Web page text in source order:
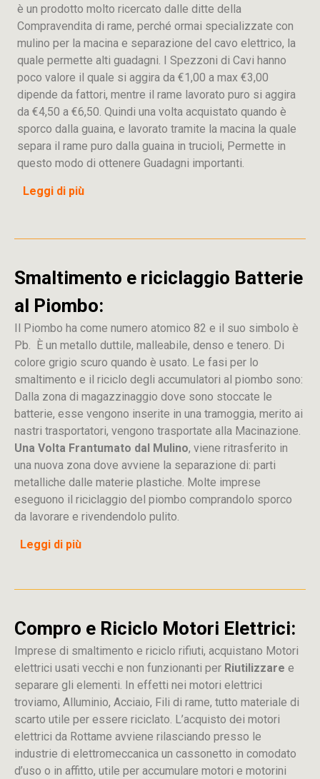
è un prodotto molto ricercato dalle ditte della
Compravendita di rame, perché ormai specializzate con
mulino per la macina e separazione del cavo elettrico, la
quale permette alti guadagni. I Spezzoni di Cavi hanno
poco valore il quale si aggira da €1,00 a max €3,00
dipende da fattori, mentre il rame lavorato puro si aggira
da €4,50 a €6,50. Quindi una volta acquistato quando è
sporco dalla guaina, e lavorato tramite la macina la quale
separa il rame puro dalla guaina in trucioli, Permette in
questo modo di ottenere Guadagni importanti.
Leggi di più
Smaltimento e riciclaggio Batterie
al Piombo:
Il Piombo ha come numero atomico 82 e il suo simbolo è
Pb. È un metallo duttile, malleabile, denso e tenero. Di
colore grigio scuro quando è usato. Le fasi per lo
smaltimento e il riciclo degli accumulatori al piombo sono:
Dalla zona di magazzinaggio dove sono stoccate le
batterie, esse vengono inserite in una tramoggia, merito ai
nastri trasportatori, vengono trasportate alla Macinazione.
Una Volta Frantumato dal Mulino, viene ritrasferito in
una nuova zona dove avviene la separazione di: parti
metalliche dalle materie plastiche. Molte imprese
eseguono il riciclaggio del piombo comprandolo sporco
da lavorare e rivendendolo pulito.
Leggi di più
Compro e Riciclo Motori Elettrici:
Imprese di smaltimento e riciclo rifiuti, acquistano Motori
elettrici usati vecchi e non funzionanti per Riutilizzare e
separare gli elementi. In effetti nei motori elettrici
troviamo, Alluminio, Acciaio, Fili di rame, tutto materiale di
scarto utile per essere riciclato. L’acquisto dei motori
elettrici da Rottame avviene rilasciando presso le
industrie di elettromeccanica un cassonetto in comodato
d’uso o in affitto, utile per accumulare motori e motorini